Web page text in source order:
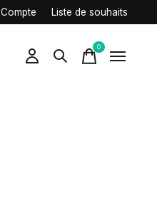
Compte Liste de souhaits
0items